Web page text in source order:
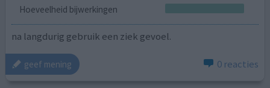
Hoeveelheid bijwerkingen
na langdurig gebruik een ziek gevoel.
geef mening 0 reacties